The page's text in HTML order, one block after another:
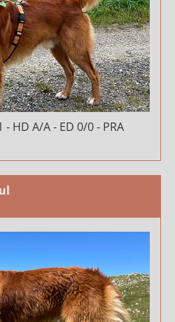
HD A/A - ED 0/0 - PRA